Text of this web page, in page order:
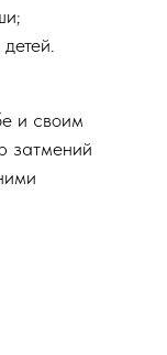
и своим
затмений